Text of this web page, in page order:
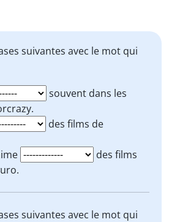
suivantes avec le mot qui
souvent dans les
des films de
des films
suivantes avec le mot qui